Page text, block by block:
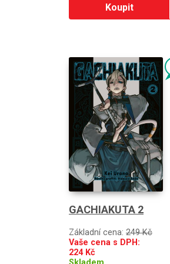
Koupit
GACHIAKUTA 2
Základní cena: 249 Kč
Vaše cena s DPH:
224Kč